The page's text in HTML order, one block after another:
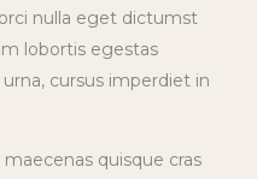
nulla eget dictumst
lobortis egestas
cursus imperdiet in
quisque cras